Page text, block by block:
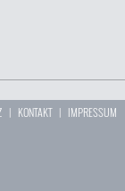
| KONTAKT| IMPRESSUM